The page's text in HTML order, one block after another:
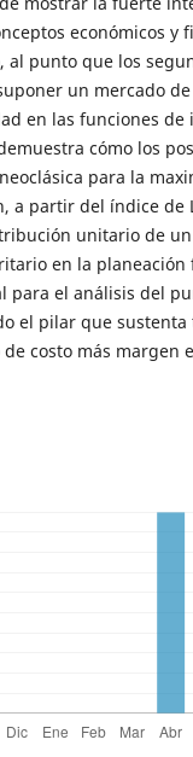
económicos y
al punto que los
un mercado
en las funciones de
cómo los
para la
a partir del índice de
unitario de
en la planeación
para el análisis del
el pilar que sustenta
costo más margen